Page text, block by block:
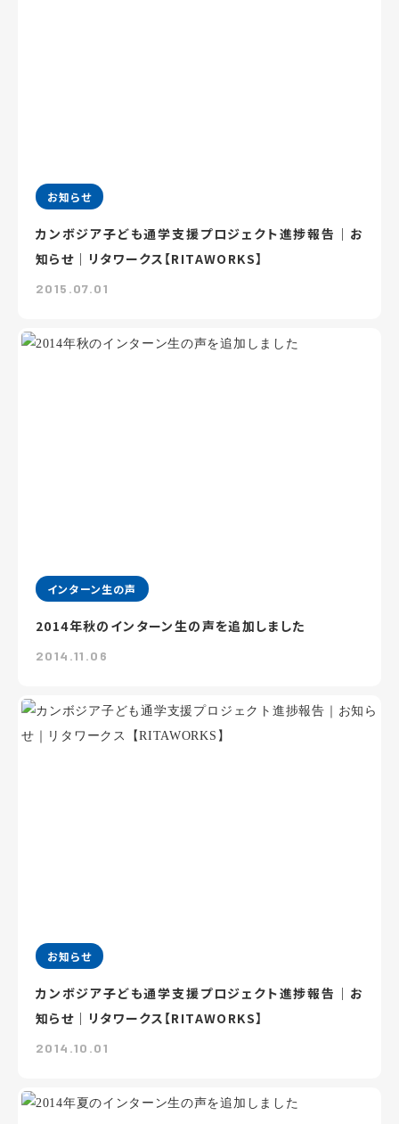
お知らせ
カンボジア子ども通学支援プロジェクト進捗報告｜お
知らせ｜リタワークス【RITAWORKS】
2015.07.01
インターン生の声
2014年秋のインターン生の声を追加しました
2014.11.06
お知らせ
カンボジア子ども通学支援プロジェクト進捗報告｜お
知らせ｜リタワークス【RITAWORKS】
2014.10.01